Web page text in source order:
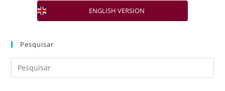
ENGLISH VERSION
Pesquisar